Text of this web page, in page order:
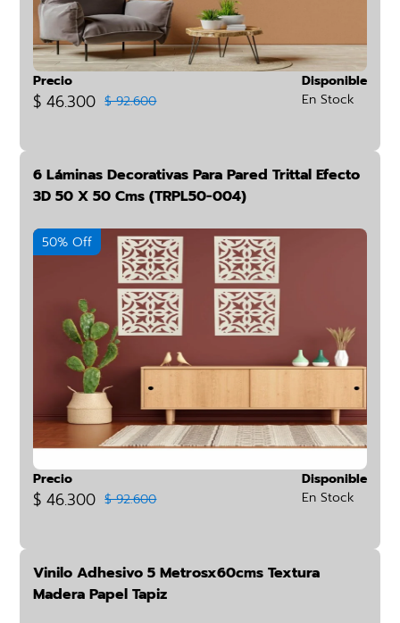
Precio
$ 46.300 $ 92.600
Disponible
En Stock
6 Láminas Decorativas Para Pared Trittal Efecto
3D 50 X 50 Cms (TRPL50-004)
50% Off
Precio
$ 46.300 $ 92.600
Disponible
En Stock
Vinilo Adhesivo 5 Metrosx60cms Textura
Madera Papel Tapiz